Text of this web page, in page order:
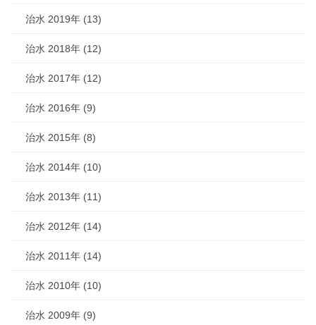
治水 2019年 (13)
治水 2018年 (12)
治水 2017年 (12)
治水 2016年 (9)
治水 2015年 (8)
治水 2014年 (10)
治水 2013年 (11)
治水 2012年 (14)
治水 2011年 (14)
治水 2010年 (10)
治水 2009年 (9)